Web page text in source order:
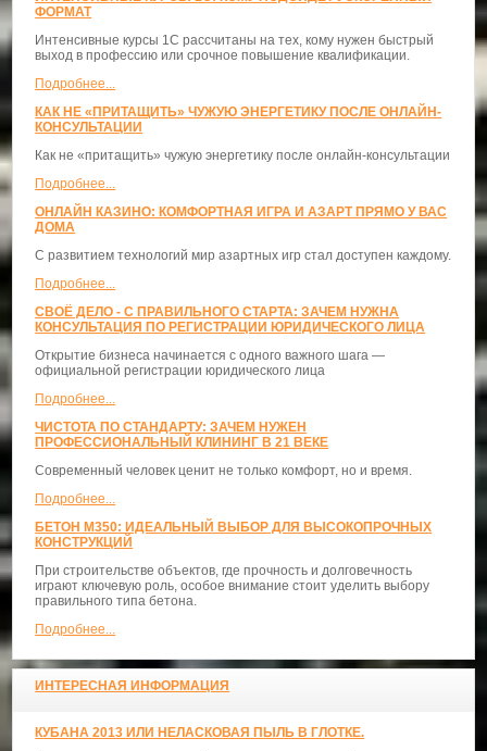
ФОРМАТ
Интенсивные курсы 1С рассчитаны на тех, кому нужен быстрый
выход в профессию или срочное повышение квалификации.
Подробнее...
КАК НЕ «ПРИТАЩИТЬ» ЧУЖУЮ ЭНЕРГЕТИКУ ПОСЛЕ ОНЛАЙН-
КОНСУЛЬТАЦИИ
Как не «притащить» чужую энергетику после онлайн-консультации
Подробнее...
ОНЛАЙН КАЗИНО: КОМФОРТНАЯ ИГРА И АЗАРТ ПРЯМО У ВАС
ДОМА
С развитием технологий мир азартных игр стал доступен каждому.
Подробнее...
СВОЁ ДЕЛО - С ПРАВИЛЬНОГО СТАРТА: ЗАЧЕМ НУЖНА
КОНСУЛЬТАЦИЯ ПО РЕГИСТРАЦИИ ЮРИДИЧЕСКОГО ЛИЦА
Открытие бизнеса начинается с одного важного шага —
официальной регистрации юридического лица
Подробнее...
ЧИСТОТА ПО СТАНДАРТУ: ЗАЧЕМ НУЖЕН
ПРОФЕССИОНАЛЬНЫЙ КЛИНИНГ В 21 ВЕКЕ
Современный человек ценит не только комфорт, но и время.
Подробнее...
БЕТОН М350: ИДЕАЛЬНЫЙ ВЫБОР ДЛЯ ВЫСОКОПРОЧНЫХ
КОНСТРУКЦИЙ
При строительстве объектов, где прочность и долговечность
играют ключевую роль, особое внимание стоит уделить выбору
правильного типа бетона.
Подробнее...
ИНТЕРЕСНАЯ ИНФОРМАЦИЯ
КУБАНА 2013 ИЛИ НЕЛАСКОВАЯ ПЫЛЬ В ГЛОТКЕ.